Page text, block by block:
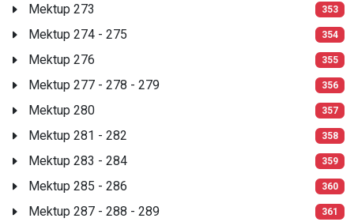
Mektup 273 353
Mektup 274 - 275 354
Mektup 276 355
Mektup 277 - 278 - 279 356
Mektup 280 357
Mektup 281 - 282 358
Mektup 283 - 284 359
Mektup 285 - 286 360
Mektup 287 - 288 - 289 361